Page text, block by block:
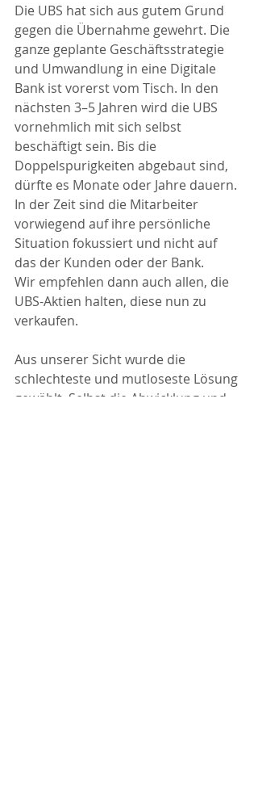
Die UBS hat sich aus gutem Grund
gegen die Übernahme gewehrt. Die
ganze geplante Geschäftsstrategie
und Umwandlung in eine Digitale
Bank ist vorerst vom Tisch. In den
nächsten 3–5 Jahren wird die UBS
vornehmlich mit sich selbst
beschäftigt sein. Bis die
Doppelspurigkeiten abgebaut sind,
dürfte es Monate oder Jahre dauern.
In der Zeit sind die Mitarbeiter
vorwiegend auf ihre persönliche
Situation fokussiert und nicht auf
das der Kunden oder der Bank.
Wir empfehlen dann auch allen, die
UBS-Aktien halten, diese nun zu
verkaufen.
Aus unserer Sicht wurde die
schlechteste und mutloseste Lösung
gewählt. Selbst die Abwicklung und